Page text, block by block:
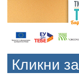
Кликни